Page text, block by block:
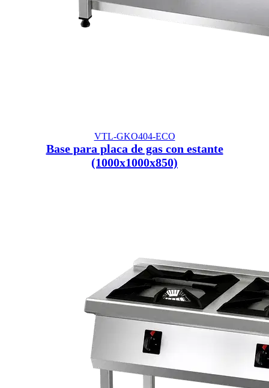
VTL-GKO404-ECO
Base para placa de gas con estante
(1000x1000x850)